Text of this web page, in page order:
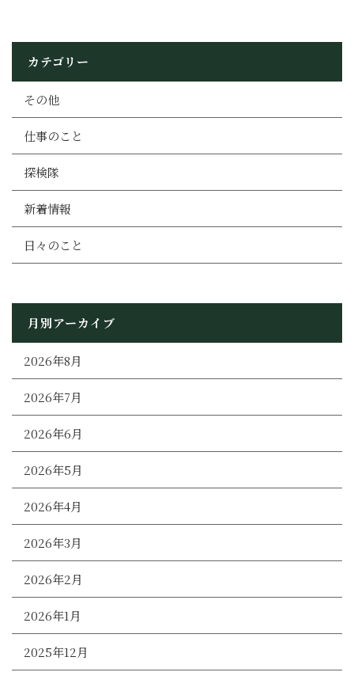
カテゴリー
その他
仕事のこと
探検隊
新着情報
日々のこと
月別アーカイブ
2026年8月
2026年7月
2026年6月
2026年5月
2026年4月
2026年3月
2026年2月
2026年1月
2025年12月